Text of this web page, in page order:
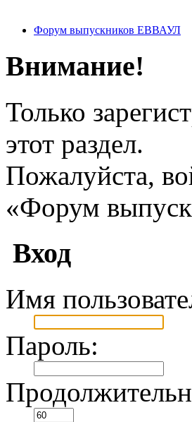
Форум выпускников ЕВВАУЛ
Внимание!
Только
этот раздел.
Пожалуйста,
«Форум
Вход
Имя
Пароль: